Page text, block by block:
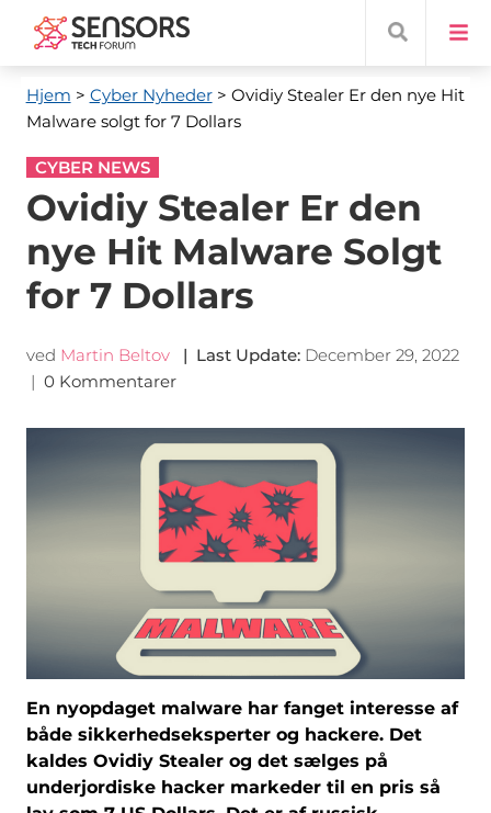
Hjem > Cyber ​​Nyheder> Ovidiy Stealer Er den nye Hit
Malware solgt for 7 Dollars
CYBER NEWS
Ovidiy Stealer Er den
nye Hit Malware Solgt
for 7 Dollars
ved Martin Beltov | Last Update: December 29, 2022
| 0 Kommentarer
En nyopdaget malware har fanget interesse af
både sikkerhedseksperter og hackere. Det
kaldes Ovidiy Stealer og det sælges på
underjordiske hacker markeder til en pris så